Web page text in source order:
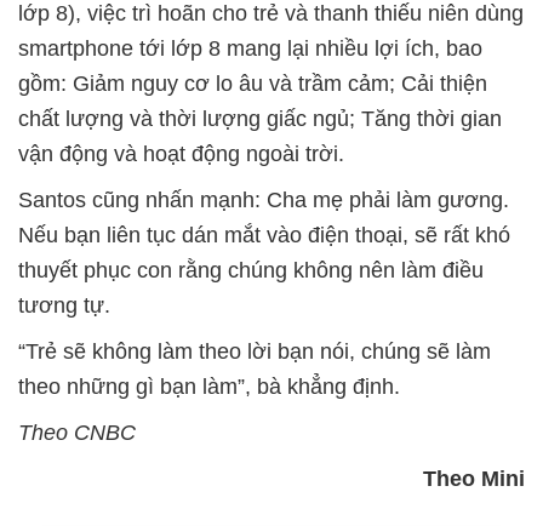
lớp 8), việc trì hoãn cho trẻ và thanh thiếu niên dùng
smartphone tới lớp 8 mang lại nhiều lợi ích, bao
gồm: Giảm nguy cơ lo âu và trầm cảm; Cải thiện
chất lượng và thời lượng giấc ngủ; Tăng thời gian
vận động và hoạt động ngoài trời.
Santos cũng nhấn mạnh: Cha mẹ phải làm gương.
Nếu bạn liên tục dán mắt vào điện thoại, sẽ rất khó
thuyết phục con rằng chúng không nên làm điều
tương tự.
“Trẻ sẽ không làm theo lời bạn nói, chúng sẽ làm
theo những gì bạn làm”, bà khẳng định.
Theo CNBC
Theo Mini